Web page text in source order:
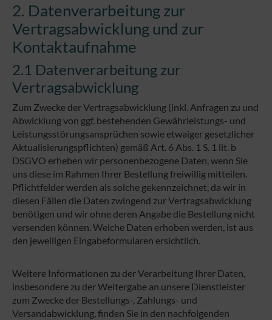
2. Datenverarbeitung zur
Vertragsabwicklung und zur
Kontaktaufnahme
2.1 Datenverarbeitung zur
Vertragsabwicklung
Zum Zwecke der Vertragsabwicklung (inkl. Anfragen zu und
Abwicklung von ggf. bestehenden Gewährleistungs- und
Leistungsstörungsansprüchen sowie etwaiger gesetzlicher
Aktualisierungspflichten) gemäß Art. 6 Abs. 1 S. 1 lit. b
DSGVO erheben wir personenbezogene Daten, wenn Sie
uns diese im Rahmen Ihrer Bestellung freiwillig mitteilen.
Pflichtfelder werden als solche gekennzeichnet, da wir in
diesen Fällen die Daten zwingend zur Vertragsabwicklung
benötigen und wir ohne deren Angabe die Bestellung nicht
versenden können. Welche Daten erhoben werden, ist aus
den jeweiligen Eingabeformularen ersichtlich.
Weitere Informationen zu der Verarbeitung Ihrer Daten,
insbesondere zu der Weitergabe an unsere Dienstleister
zum Zwecke der Bestellungs-, Zahlungs- und
Versandabwicklung, finden Sie in den nachfolgenden